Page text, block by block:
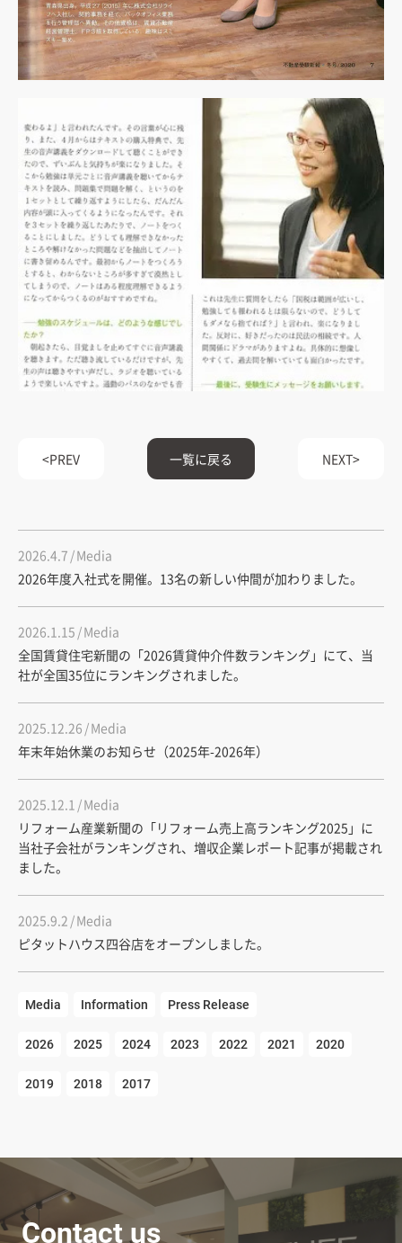
PREV 一覧に戻る NEXT
2026.4.7 Media
2026年度入社式を開催。13名の新しい仲間が加わりました。
2026.1.15 Media
全国賃貸住宅新聞の「2026賃貸仲介件数ランキング」にて、当
社が全国35位にランキングされました。
2025.12.26 Media
年末年始休業のお知らせ（2025年-2026年）
2025.12.1 Media
リフォーム産業新聞の「リフォーム売上高ランキング2025」に
当社子会社がランキングされ、増収企業レポート記事が掲載され
ました。
2025.9.2 Media
ピタットハウス四谷店をオープンしました。
Media Information Press Release
2026 2025 2024 2023 2022 2021 2020
2019 2018 2017
Contact us